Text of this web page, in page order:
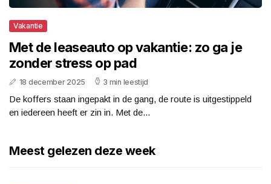
Vakantie
Met de leaseauto op vakantie: zo ga je
zonder stress op pad
18 december 2025 3 min leestijd
De koffers staan ingepakt in de gang, de route is uitgestippeld
en iedereen heeft er zin in. Met de...
Meest gelezen deze week